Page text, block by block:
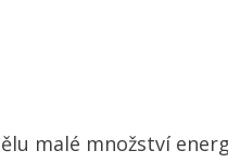
malé množství